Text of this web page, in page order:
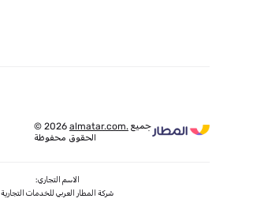
© 2026 almatar.com.جميع
الحقوق محفوظة
الاسم التجاري:
شركة المطار العربي للخدمات التجارية